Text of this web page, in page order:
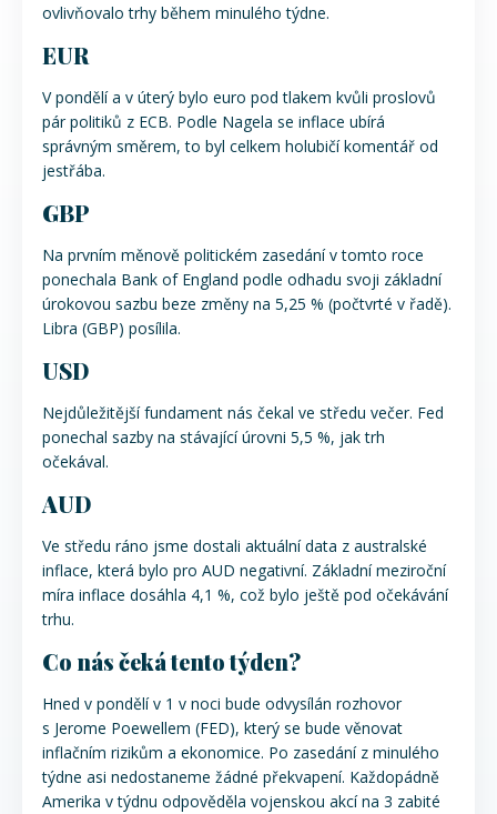
ovlivňovalo trhy během minulého týdne.
EUR
V pondělí a v úterý bylo euro pod tlakem kvůli proslovů
pár politiků z ECB. Podle Nagela se inflace ubírá
správným směrem, to byl celkem holubičí komentář od
jestřába.
GBP
Na prvním měnově politickém zasedání v tomto roce
ponechala Bank of England podle odhadu svoji základní
úrokovou sazbu beze změny na 5,25 % (počtvrté v řadě).
Libra (GBP) posílila.
USD
Nejdůležitější fundament nás čekal ve středu večer. Fed
ponechal sazby na stávající úrovni 5,5 %, jak trh
očekával.
AUD
Ve středu ráno jsme dostali aktuální data z australské
inflace, která bylo pro AUD negativní. Základní meziroční
míra inflace dosáhla 4,1 %, což bylo ještě pod očekávání
trhu.
Co nás čeká tento týden?
Hned v pondělí v 1 v noci bude odvysílán rozhovor
s Jerome Poewellem (FED), který se bude věnovat
inflačním rizikům a ekonomice. Po zasedání z minulého
týdne asi nedostaneme žádné překvapení. Každopádně
Amerika v týdnu odpověděla vojenskou akcí na 3 zabité